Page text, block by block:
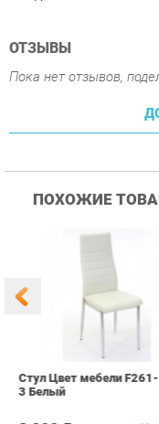
ПОХОЖИЕ
3 090 ₽
info@chair-ekb.ru
КАТАЛОГ